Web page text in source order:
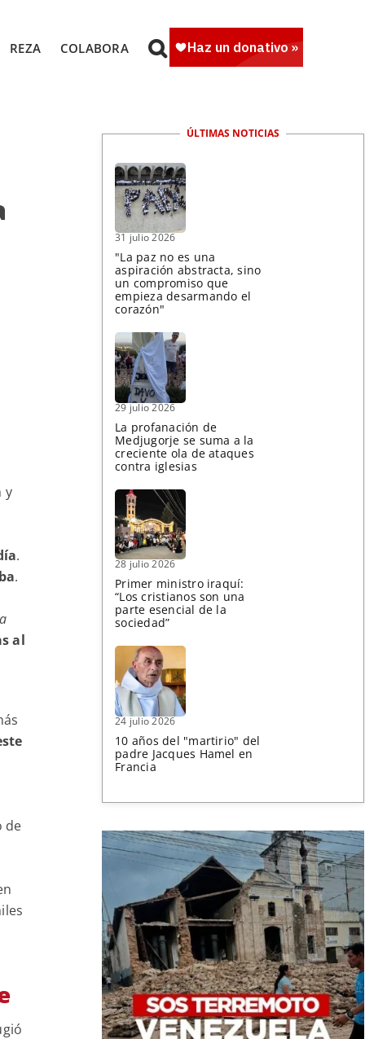
REZA COLABORA
y
.
.
al
de
ÚLTIMAS NOTICIAS
31 julio 2026
"La paz no es una
aspiración abstracta, sino
un compromiso que
empieza desarmando el
corazón"
29 julio 2026
La profanación de
Medjugorje se suma a la
creciente ola de ataques
contra iglesias
28 julio 2026
Primer ministro iraquí:
“Los cristianos son una
parte esencial de la
sociedad”
24 julio 2026
10 años del "martirio" del
padre Jacques Hamel en
Francia